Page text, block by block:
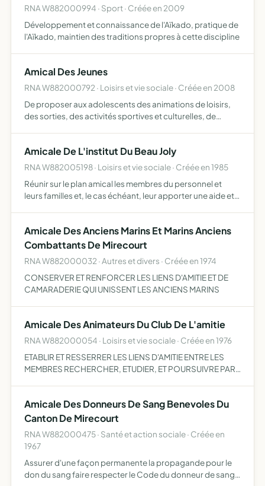
RNA W882000994 · Sport · Créée en 2009
Développement et connaissance de l'Aïkado, pratique de
l'Aïkado, maintien des traditions propres à cette discipline
Amical Des Jeunes
RNA W882000792 · Loisirs et vie sociale · Créée en 2008
De proposer aux adolescents des animations de loisirs,
des sorties, des activités sportives et culturelles, de
Amicale De L'institut Du Beau Joly
RNA W882005198 · Loisirs et vie sociale · Créée en 1985
Réunir sur le plan amical les membres du personnel et
leurs familles et, le cas échéant, leur apporter une aide et
Amicale Des Anciens Marins Et Marins Anciens
Combattants De Mirecourt
RNA W882000032 · Autres et divers · Créée en 1974
CONSERVER ET RENFORCER LES LIENS D'AMITIE ET DE
CAMARADERIE QUI UNISSENT LES ANCIENS MARINS
Amicale Des Animateurs Du Club De L'amitie
RNA W882000054 · Loisirs et vie sociale · Créée en 1976
ETABLIR ET RESSERRER LES LIENS D'AMITIE ENTRE LES
MEMBRES RECHERCHER, ETUDIER, ET POURSUIVRE PAR
Amicale Des Donneurs De Sang Benevoles Du
Canton De Mirecourt
RNA W882000475 · Santé et action sociale · Créée en
1967
Assurer d'une façon permanente la propagande pour le
don du sang faire respecter le Code du donneur de sang